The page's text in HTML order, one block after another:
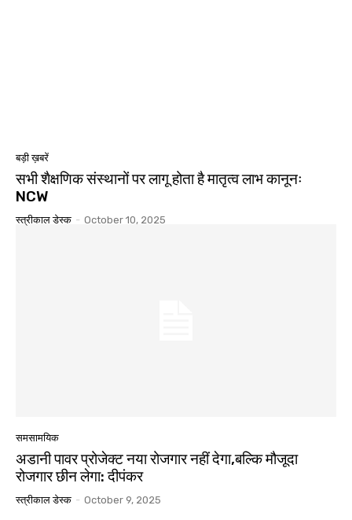
बड़ी ख़बरें
सभी शैक्षणिक संस्थानों पर लागू होता है मातृत्व लाभ कानूनः
NCW
स्त्रीकाल डेस्क - October 10, 2025
समसामयिक
अडानी पावर प्रोजेक्ट नया रोजगार नहीं देगा,बल्कि मौजूदा
रोजगार छीन लेगा: दीपंकर
स्त्रीकाल डेस्क - October 9, 2025